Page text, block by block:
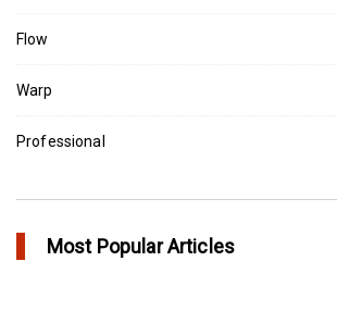
Flow
Warp
Professional
Most Popular Articles